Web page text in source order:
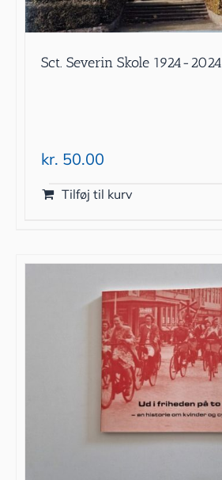
Sct. Severin Skole 1924-2024
kr. 50.00
Tilføj til kurv